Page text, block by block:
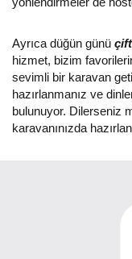
Ayrıca düğün günü
hizmet, bizim
sevimli bir karavan
hazırlanmanız ve
bulunuyor. Dilerseniz
karavanınızda